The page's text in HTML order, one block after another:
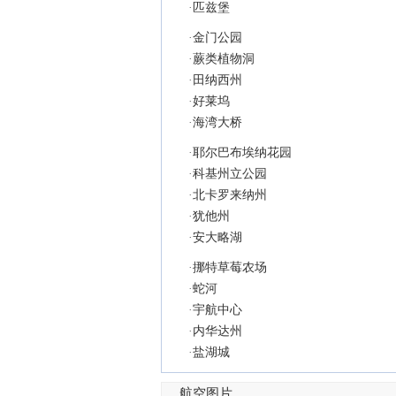
· 匹兹堡
·金门公园
· 蕨类植物洞
· 田纳西州
·好莱坞
·海湾大桥
·耶尔巴布埃纳花园
·科基州立公园
·北卡罗来纳州
·犹他州
·安大略湖
·挪特草莓农场
·蛇河
·宇航中心
· 内华达州
·盐湖城